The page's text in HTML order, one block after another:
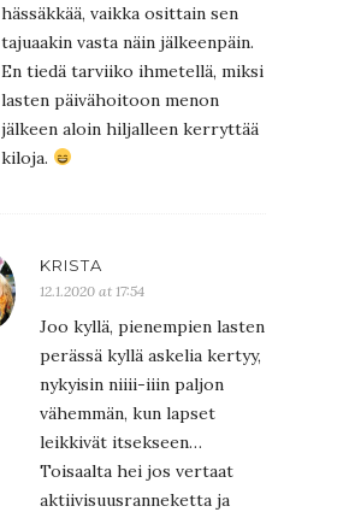
hässäkkää, vaikka osittain sen
tajuaakin vasta näin jälkeenpäin.
En tiedä tarviiko ihmetellä, miksi
lasten päivähoitoon menon
jälkeen aloin hiljalleen kerryttää
kiloja.
KRISTA
12.1.2020 at 17:54
Joo kyllä, pienempien lasten
perässä kyllä askelia kertyy,
nykyisin niiii-iiin paljon
vähemmän, kun lapset
leikkivät itsekseen…
Toisaalta hei jos vertaat
aktiivisuusranneketta ja